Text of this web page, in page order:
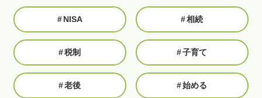
#NISA #相続
#税制 #子育て
#老後 #始める